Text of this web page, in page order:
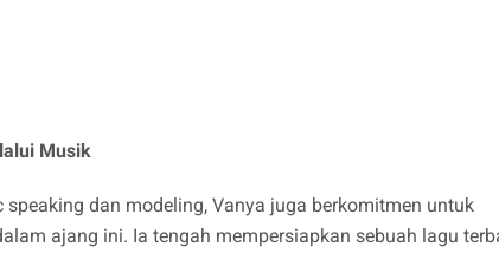
Musik
dan modeling, Vanya juga berkomitmen untuk
ajang ini. Ia tengah mempersiapkan sebuah lagu